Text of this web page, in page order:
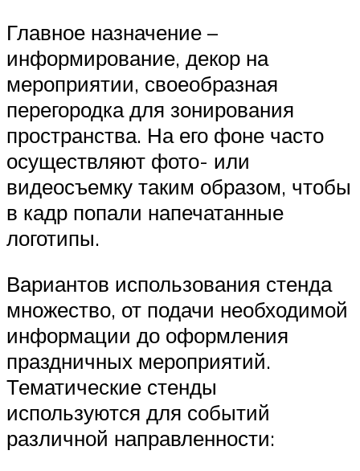
Главное назначение –
информирование, декор на
мероприятии, своеобразная
перегородка для зонирования
пространства. На его фоне часто
осуществляют фото- или
видеосъемку таким образом, чтобы
в кадр попали напечатанные
логотипы.
Вариантов использования стенда
множество, от подачи необходимой
информации до оформления
праздничных мероприятий.
Тематические стенды
используются для событий
различной направленности: